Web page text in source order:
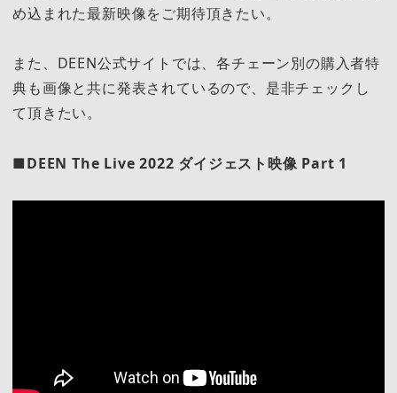
め込まれた最新映像をご期待頂きたい。
また、DEEN公式サイトでは、各チェーン別の購入者特
典も画像と共に発表されているので、是非チェックし
て頂きたい。
■DEEN The Live 2022 ダイジェスト映像 Part 1